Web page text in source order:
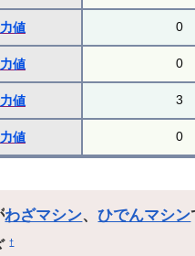
値 0
値 0
値 3
値 0
わざマシン、ひでんマシン
†